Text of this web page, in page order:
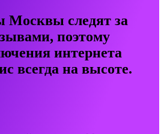
Москвы следят за
поэтому
интернета
всегда на высоте.